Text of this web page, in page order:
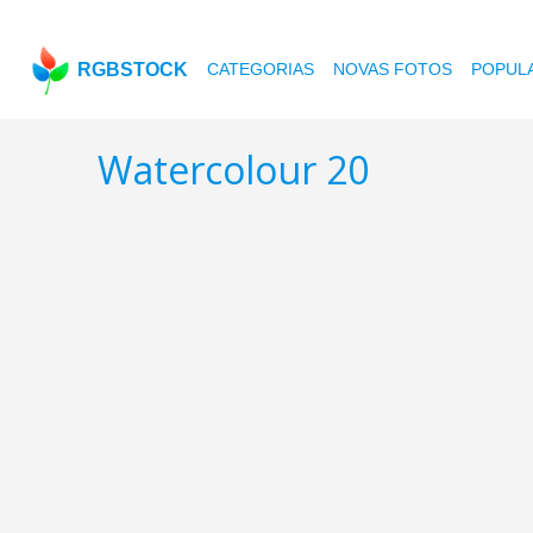
RGBSTOCK CATEGORIAS NOVAS FOTOS
Watercolour 20